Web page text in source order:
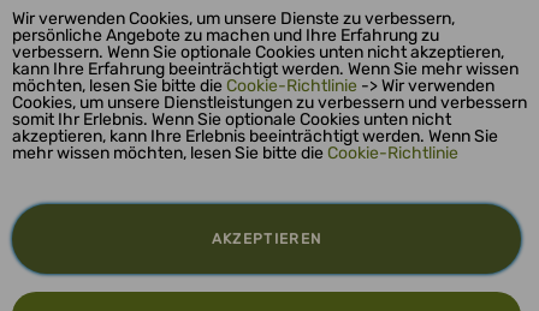
Wir verwenden Cookies, um unsere Dienste zu verbessern,
persönliche Angebote zu machen und Ihre Erfahrung zu
verbessern. Wenn Sie optionale Cookies unten nicht akzeptieren,
kann Ihre Erfahrung beeinträchtigt werden. Wenn Sie mehr wissen
möchten, lesen Sie bitte die Cookie-Richtlinie -> Wir verwenden
Cookies, um unsere Dienstleistungen zu verbessern und verbessern
somit Ihr Erlebnis. Wenn Sie optionale Cookies unten nicht
akzeptieren, kann Ihre Erlebnis beeinträchtigt werden. Wenn Sie
mehr wissen möchten, lesen Sie bitte die Cookie-Richtlinie
AKZEPTIEREN